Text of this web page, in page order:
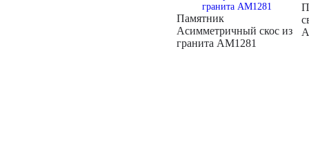
Памятник
Асимметричный скос из
гранита AM1281